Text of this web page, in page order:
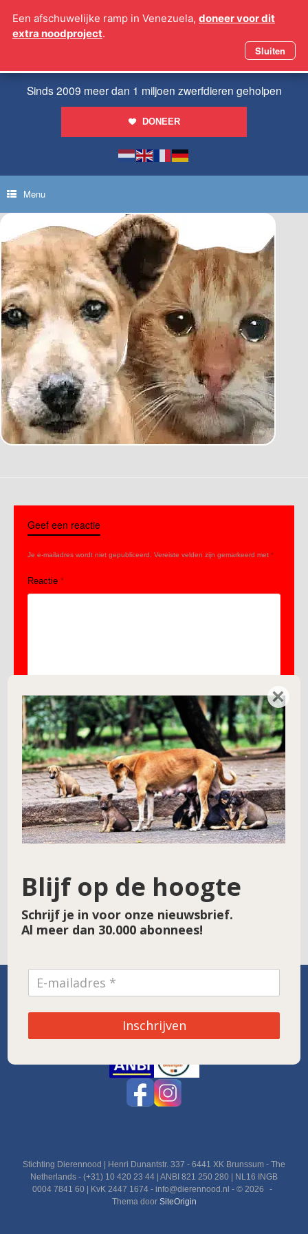
naar
Sinds 2009 meer dan 1 miljoen zwerfdieren geholpen
DONEER
Menu
Geef een reactie
Je e-mailadres wordt niet gepubliceerd. Vereiste velden zijn gemarkeerd met *
Reactie *
Naam*
E-mail*
Site
Noordwolde
Stichting Dierennood | Henri Dunantstr. 337 - 6441 XK Brunssum - The
Netherlands - (+31) 10 420 23 44 | ANBI 821 250 280 | NL16 INGB
0004 7841 60 | KvK 2447 1674 - info@dierennood.nl - © 2026
Thema door SiteOrigin
Een afschuwelijke ramp in Venezuela, doneer voor dit
extra noodproject.
Sluiten
×
Blijf op de hoogte
Schrijf je in voor onze nieuwsbrief.
Al meer dan 30.000 abonnees!
Inschrijven